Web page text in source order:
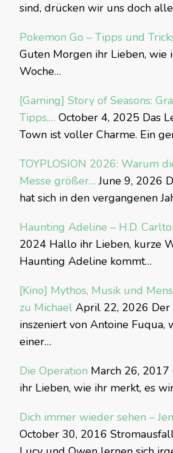
sind, drücken wir uns doch
Pokemon Go – Tipps und
Guten Morgen ihr Lieben, wie
Woche…
[Gaming] Story of Seasons:
Tipps,… October 4, 2025 Das
Town ist voller Charme. Ein
TOYPLOSION 2026: Warum
Messe größer… June 9, 2026
hat sich in den vergangenen
Haunting Adeline – H.D.
2024 Hallo ihr Lieben, kurze
Haunting Adeline kommt…
[Kino] Mythos, Musik und
zu Michael April 22, 2026 Der
inszeniert von Antoine Fuqua,
einer…
Die Operation March 26, 2017
ihr Lieben, wie ihr merkt, es
Dich immer wieder sehen –
October 30, 2016